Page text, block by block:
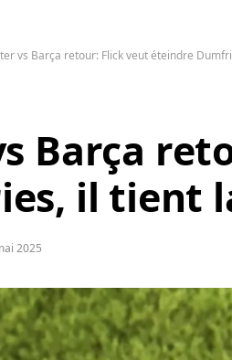
vs Barça retour: Flick veut éteindre
Barça
il tient
2025